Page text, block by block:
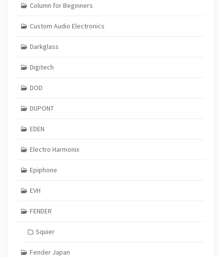
Column for Beginners
Custom Audio Electronics
Darkglass
Digitech
DOD
DUPONT
EDEN
Electro Harmonix
Epiphone
EVH
FENDER
Squier
Fender Japan